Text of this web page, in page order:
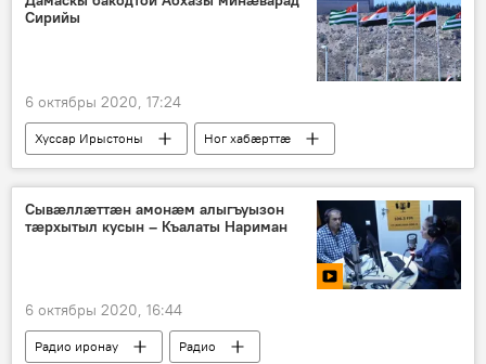
Сирийы
6 октябры 2020, 17:24
Хуссар Ирыстоны
Ног хабӕрттӕ
Дунейы
Политикӕ
Сывæллæттæн амонæм алыгъуызон
тæрхытыл кусын – Къалаты Нариман
6 октябры 2020, 16:44
Радио иронау Радио